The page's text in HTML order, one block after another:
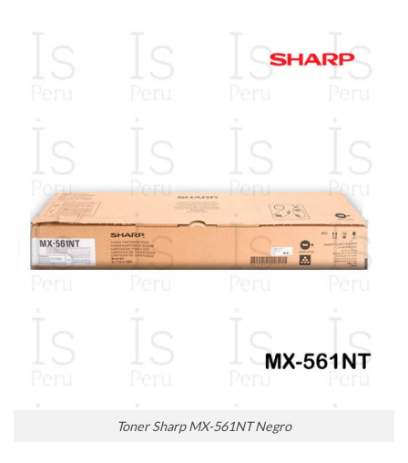
Toner Sharp MX-561NT Negro